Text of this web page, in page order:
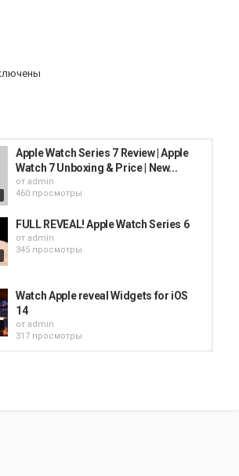
Apple Watch Series 7 Review | Apple
Watch 7 Unboxing & Price | New...
от admin
460 просмотры
FULL REVEAL! Apple Watch Series 6
от admin
345 просмотры
Watch Apple reveal Widgets for iOS
14
от admin
317 просмотры